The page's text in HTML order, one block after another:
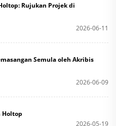
Rujukan Projek di
2026-06-11
Semula oleh Akribis
2026-06-09
Holtop
2026-05-19